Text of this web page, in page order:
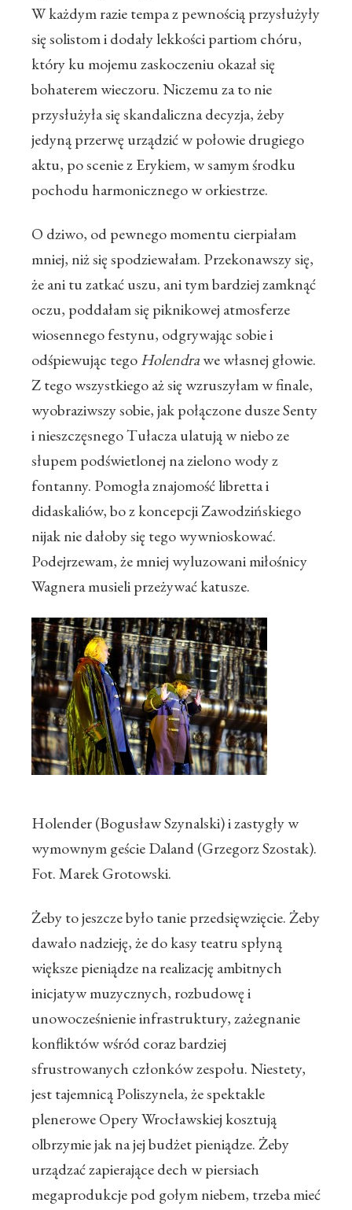
W każdym razie tempa z pewnością przysłużyły
się solistom i dodały lekkości partiom chóru,
który ku mojemu zaskoczeniu okazał się
bohaterem wieczoru. Niczemu za to nie
przysłużyła się skandaliczna decyzja, żeby
jedyną przerwę urządzić w połowie drugiego
aktu, po scenie z Erykiem, w samym środku
pochodu harmonicznego w orkiestrze.
O dziwo, od pewnego momentu cierpiałam
mniej, niż się spodziewałam. Przekonawszy się,
że ani tu zatkać uszu, ani tym bardziej zamknąć
oczu, poddałam się piknikowej atmosferze
wiosennego festynu, odgrywając sobie i
odśpiewując tegoHolendrawe własnej głowie.
Z tego wszystkiego aż się wzruszyłam w finale,
wyobraziwszy sobie, jak połączone dusze Senty
i nieszczęsnego Tułacza ulatują w niebo ze
słupem podświetlonej na zielono wody z
fontanny. Pomogła znajomość libretta i
didaskaliów, bo z koncepcji Zawodzińskiego
nijak nie dałoby się tego wywnioskować.
Podejrzewam, że mniej wyluzowani miłośnicy
Wagnera musieli przeżywać katusze.
Holender (Bogusław Szynalski) i zastygły w
wymownym geście Daland (Grzegorz Szostak).
Fot. Marek Grotowski.
Żeby to jeszcze było tanie przedsięwzięcie. Żeby
dawało nadzieję, że do kasy teatru spłyną
większe pieniądze na realizację ambitnych
inicjatyw muzycznych, rozbudowę i
unowocześnienie infrastruktury, zażegnanie
konfliktów wśród coraz bardziej
sfrustrowanych członków zespołu. Niestety,
jest tajemnicą Poliszynela, że spektakle
plenerowe Opery Wrocławskiej kosztują
olbrzymie jak na jej budżet pieniądze. Żeby
urządzać zapierające dech w piersiach
megaprodukcje pod gołym niebem, trzeba mieć